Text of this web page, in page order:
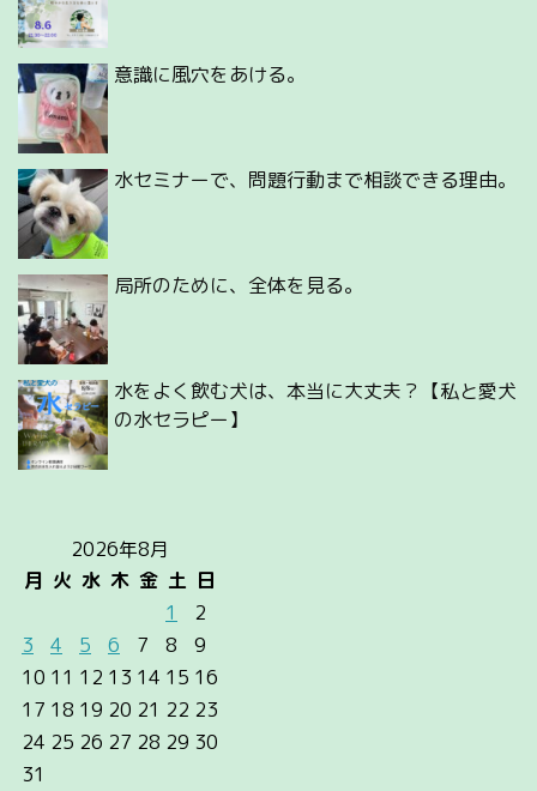
意識に風穴をあける。
水セミナーで、問題行動まで相談できる理由。
局所のために、全体を見る。
水をよく飲む犬は、本当に大丈夫？【私と愛犬
の水セラピー】
2026年8月
月 火 水 木 金 土 日
1
2
3
4 5 6 7 8
9
10 11 12 13 14 15 16
17 18 19 20 21 22 23
24 25 26 27 28 29 30
31